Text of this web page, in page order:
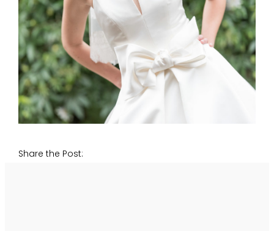
Share the Post: